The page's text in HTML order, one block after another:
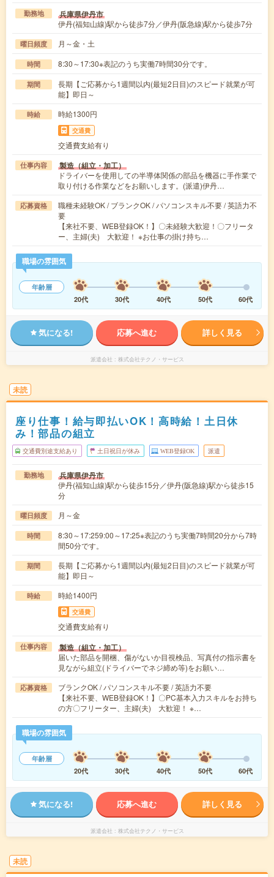
勤務地 兵庫県伊丹市
伊丹(福知山線)駅から徒歩7分／伊丹(阪急線)駅から徒歩7分
曜日頻度 月～金・土
時間 8:30～17:30※表記のうち実働7時間30分です。
期間
長期【ご応募から1週間以内(最短2日目)のスピード就業が可
能】即日～
時給 時給1300円
交通費
交通費支給有り
仕事内容 製造（組立・加工）
ドライバーを使用しての半導体関係の部品を機器に手作業で
取り付ける作業などをお願いします。(派遣)伊丹…
応募資格
職種未経験OK / ブランクOK / パソコンスキル不要 / 英語力不
要
【来社不要、WEB登録OK！】〇未経験大歓迎！〇フリータ
ー、主婦(夫) 大歓迎！ ※お仕事の掛け持ち…
職場の雰囲気
年齢層
20代
30代 40代 50代 60代
気になる! 応募へ進む 詳しく見る
派遣会社 株式会社テクノ・サービス
未読
座り仕事！給与即払いOK！高時給！土日休
み！部品の組立
交通費別途支給あり 土日祝日が休み WEB登録OK 派遣
勤務地 兵庫県伊丹市
伊丹(福知山線)駅から徒歩15分／伊丹(阪急線)駅から徒歩15
分
曜日頻度 月～金
時間
8:30～17:259:00～17:25※表記のうち実働7時間20分から7時
間50分です。
期間
長期【ご応募から1週間以内(最短2日目)のスピード就業が可
能】即日～
時給 時給1400円
交通費
交通費支給有り
仕事内容 製造（組立・加工）
届いた部品を開梱、傷がないか目視検品、写真付の指示書を
見ながら組立(ドライバーでネジ締め等)をお願い…
応募資格
ブランクOK / パソコンスキル不要 / 英語力不要
【来社不要、WEB登録OK！】〇PC基本入力スキルをお持ち
の方〇フリーター、主婦(夫) 大歓迎！ ※…
職場の雰囲気
年齢層
20代
30代 40代 50代 60代
気になる! 応募へ進む 詳しく見る
派遣会社 株式会社テクノ・サービス
未読